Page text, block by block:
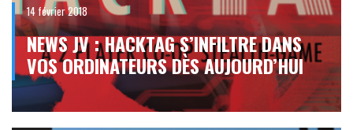
14 février 2018
NEWS JV : HACKTAG S’INFILTRE DANS
VOS ORDINATEURS DÈS AUJOURD’HUI